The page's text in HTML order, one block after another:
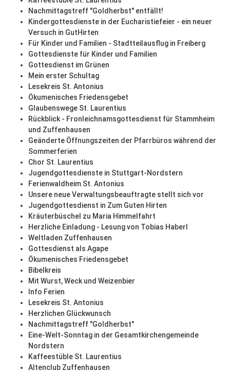
Nachmittagstreff "Goldherbst" entfällt!
Kindergottesdienste in der Eucharistiefeier - ein neuer
Versuch in GutHirten
Für Kinder und Familien - Stadtteilausflug in Freiberg
Gottesdienste für Kinder und Familien
Gottesdienst im Grünen
Mein erster Schultag
Lesekreis St. Antonius
Ökumenisches Friedensgebet
Glaubenswege St. Laurentius
Rückblick - Fronleichnamsgottesdienst für Stammheim
und Zuffenhausen
Geänderte Öffnungszeiten der Pfarrbüros während der
Sommerferien
Chor St. Laurentius
Jugendgottesdienste in Stuttgart-Nordstern
Ferienwaldheim St. Antonius
Unsere neue Verwaltungsbeauftragte stellt sich vor
Jugendgottesdienst in Zum Guten Hirten
Kräuterbüschel zu Maria Himmelfahrt
Herzliche Einladung - Lesung von Tobias Haberl
Weltladen Zuffenhausen
Gottesdienst als Agape
Ökumenisches Friedensgebet
Bibelkreis
Mit Wurst, Weck und Weizenbier
Info Ferien
Lesekreis St. Antonius
Herzlichen Glückwunsch
Nachmittagstreff "Goldherbst"
Eine-Welt-Sonntag in der Gesamtkirchengemeinde
Nordstern
Kaffeestüble St. Laurentius
Altenclub Zuffenhausen